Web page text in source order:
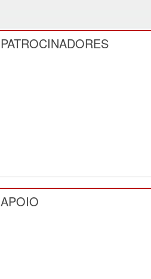
PATROCINADORES
APOIO